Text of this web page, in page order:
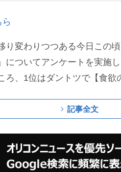
り変わりつつある今日この
についてアンケートを実施
ろ、1位はダントツで【食欲
記事全文